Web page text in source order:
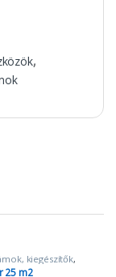
,
kiegészítők,
fólia
25 m2